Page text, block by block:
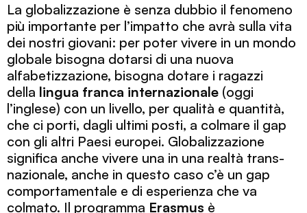
La globalizzazione è senza dubbio il fenomeno
più importante per l’impatto che avrà sulla vita
dei nostri giovani: per poter vivere in un mondo
globale bisogna dotarsi di una nuova
alfabetizzazione, bisogna dotare i ragazzi
della lingua franca internazionale (oggi
l’inglese) con un livello, per qualità e quantità,
che ci porti, dagli ultimi posti, a colmare il gap
con gli altri Paesi europei. Globalizzazione
significa anche vivere una in una realtà trans-
nazionale, anche in questo caso c’è un gap
comportamentale e di esperienza che va
colmato. Il programma Erasmus è